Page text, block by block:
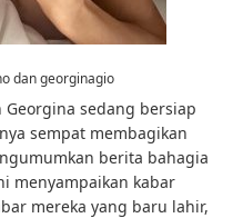
dan georginagio
Georgina sedang bersiap
sempat membagikan
berita bahagia
menyampaikan kabar
mereka yang baru lahir,